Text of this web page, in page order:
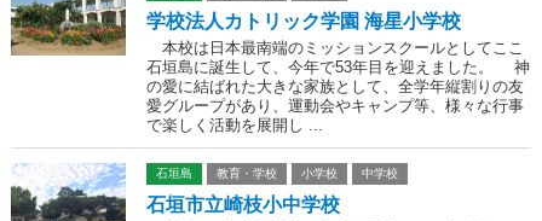
学校法人カトリック学園 海星小学校
本校は日本最南端のミッションスクールとしてここ
石垣島に誕生して、今年で53年目を迎えました。 神
の愛に結ばれた大きな家族として、全学年縦割りの友
愛グループがあり、運動会やキャンプ等、様々な行事
で楽しく活動を展開し ...
石垣島 教育・学校 小学校 中学校
石垣市立崎枝小中学校